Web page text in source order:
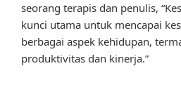
seorang terapis dan penulis,
kunci utama untuk mencapai
berbagai aspek kehidupan,
produktivitas dan kinerja.”